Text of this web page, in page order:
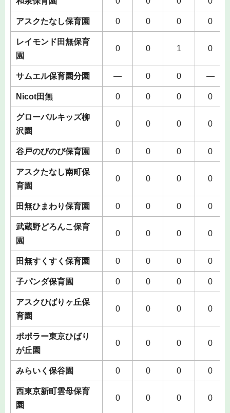
アスクたなし保育園 0 0 0 0
レイモンド田無保育
園
0 0 1 0
サムエル保育園分園 ― 0 0 ―
Nicot田無 0 0 0 0
グローバルキッズ柳
沢園
0 0 0 0
谷戸のびのび保育園 0 0 0 0
アスクたなし南町保
育園
0 0 0 0
田無ひまわり保育園 0 0 0 0
武蔵野どろんこ保育
園
0 0 0 0
田無すくすく保育園 0 0 0 0
子パンダ保育園 0 0 0 0
アスクひばりヶ丘保
育園
0 0 0 0
ポポラー東京ひばり
が丘園
0 0 0 0
みらいく保谷園 0 0 0 0
西東京新町雲母保育
園
0 0 0 0